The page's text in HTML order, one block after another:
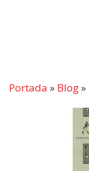
Portada » Blog»